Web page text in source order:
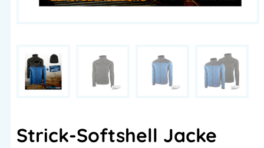
Strick-Softshell Jacke